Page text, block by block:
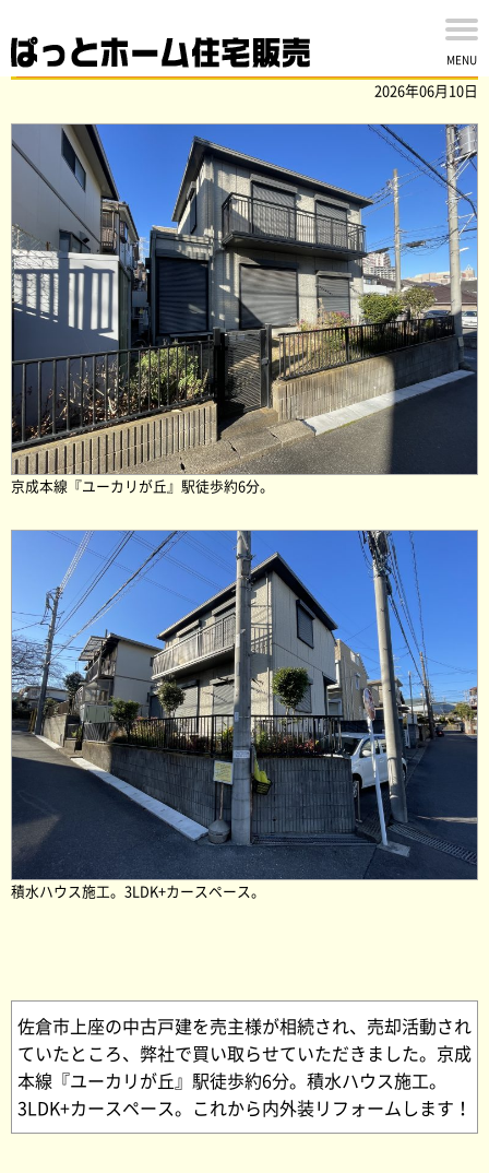
MENU
佐倉市上座の中古戸建を買取ました！
2026年06月10日
京成本線『ユーカリが丘』駅徒歩約6分。
積水ハウス施工。3LDK+カースペース。
佐倉市上座の中古戸建を売主様が相続され、売却活動され
ていたところ、弊社で買い取らせていただきました。京成
本線『ユーカリが丘』駅徒歩約6分。積水ハウス施工。
3LDK+カースペース。これから内外装リフォームします！